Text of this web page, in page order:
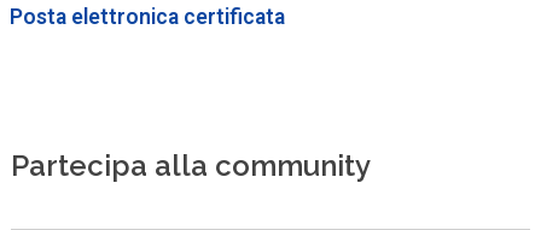
Posta elettronica certificata
Partecipa alla community